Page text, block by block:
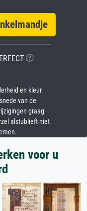
en kleur
van de
graag
alstublieft niet
voor u